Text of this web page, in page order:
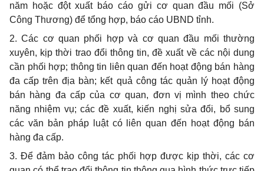
năm hoặc đột xuất báo cáo gửi cơ quan đầu mối (Sở
Công Thương) để tổng hợp, báo cáo UBND tỉnh.
2. Các cơ quan phối hợp và cơ quan đầu mối thường
xuyên, kịp thời trao đổi thông tin, đề xuất về các nội dung
cần phối hợp; thông tin liên quan đến hoạt động bán hàng
đa cấp trên địa bàn; kết quả công tác quản lý hoạt động
bán hàng đa cấp của cơ quan, đơn vị mình theo chức
năng nhiệm vụ; các đề xuất, kiến nghị sửa đổi, bổ sung
các văn bản pháp luật có liên quan đến hoạt động bán
hàng đa cấp.
3. Để đảm bảo công tác phối hợp được kịp thời, các cơ